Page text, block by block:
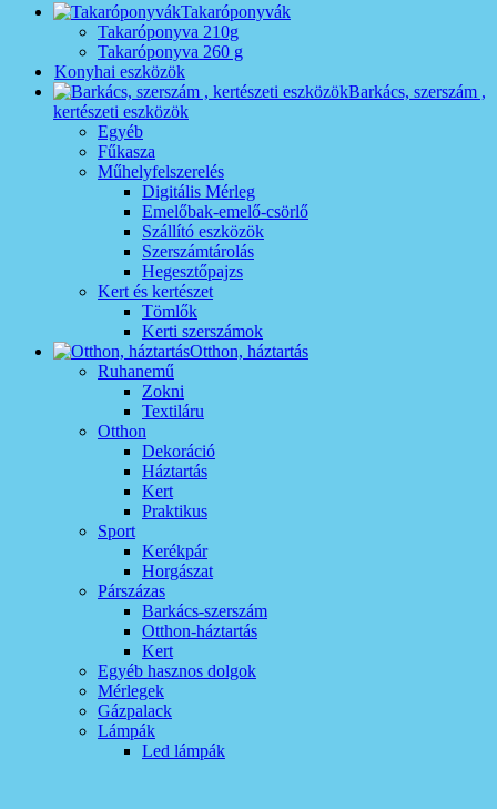
Takaróponyvák
Takaróponyva 210g
Takaróponyva 260 g
Konyhai eszközök
Barkács, szerszám ,
kertészeti eszközök
Egyéb
Fűkasza
Műhelyfelszerelés
Digitális Mérleg
Emelőbak-emelő-csörlő
Szállító eszközök
Szerszámtárolás
Hegesztőpajzs
Kert és kertészet
Tömlők
Kerti szerszámok
Otthon, háztartás
Ruhanemű
Zokni
Textiláru
Otthon
Dekoráció
Háztartás
Kert
Praktikus
Sport
Kerékpár
Horgászat
Párszázas
Barkács-szerszám
Otthon-háztartás
Kert
Egyéb hasznos dolgok
Mérlegek
Gázpalack
Lámpák
Led lámpák